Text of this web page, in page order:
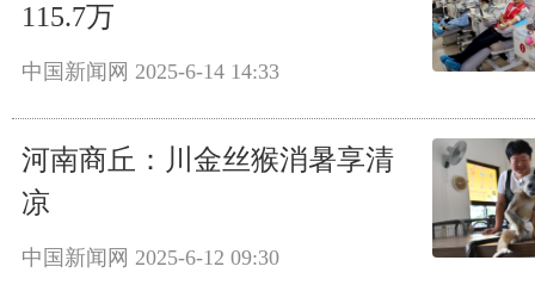
115.7万
中国新闻网 2025-6-14 14:33
河南商丘：川金丝猴消暑享清
凉
中国新闻网 2025-6-12 09:30